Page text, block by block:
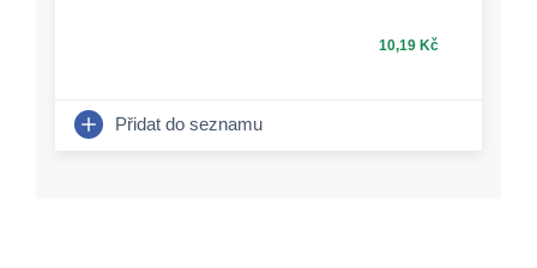
10,19 Kč
Přidat do seznamu